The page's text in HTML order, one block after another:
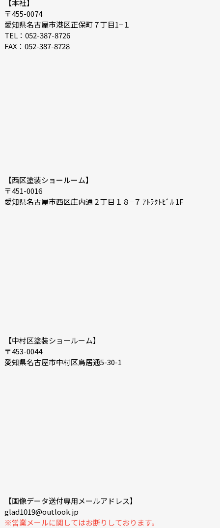
2018-10
【本社】
〒455-0074
愛知県名古屋市港区正保町７丁目1−１
TEL：052-387-8726
FAX：052-387-8728
【西区塗装ショールーム】
〒451-0016
愛知県名古屋市西区庄内通２丁目１８−７ ｱﾄﾗｸﾄﾋﾞﾙ 1F
【中村区塗装ショールーム】
〒453-0044
愛知県名古屋市中村区鳥居通5-30-1
【画像データ送付専用メールアドレス】
glad1019@outlook.jp
※営業メールに関してはお断りしております。